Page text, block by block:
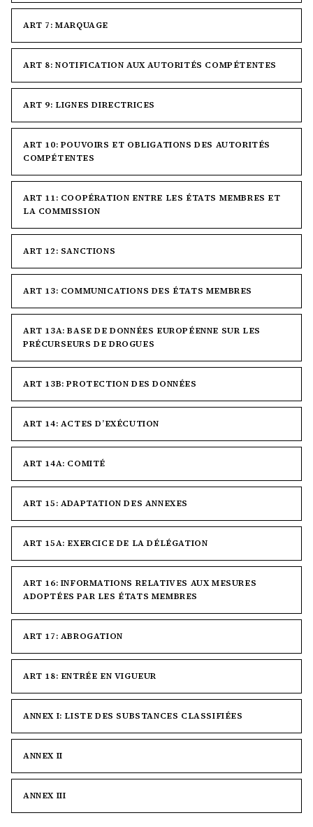
ART 7: MARQUAGE
ART 8: NOTIFICATION AUX AUTORITÉS COMPÉTENTES
ART 9: LIGNES DIRECTRICES
ART 10: POUVOIRS ET OBLIGATIONS DES AUTORITÉS
COMPÉTENTES
ART 11: COOPÉRATION ENTRE LES ÉTATS MEMBRES ET
LA COMMISSION
ART 12: SANCTIONS
ART 13: COMMUNICATIONS DES ÉTATS MEMBRES
ART 13A: BASE DE DONNÉES EUROPÉENNE SUR LES
PRÉCURSEURS DE DROGUES
ART 13B: PROTECTION DES DONNÉES
ART 14: ACTES D’EXÉCUTION
ART 14A: COMITÉ
ART 15: ADAPTATION DES ANNEXES
ART 15A: EXERCICE DE LA DÉLÉGATION
ART 16: INFORMATIONS RELATIVES AUX MESURES
ADOPTÉES PAR LES ÉTATS MEMBRES
ART 17: ABROGATION
ART 18: ENTRÉE EN VIGUEUR
ANNEX I: LISTE DES SUBSTANCES CLASSIFIÉES
ANNEX II
ANNEX III